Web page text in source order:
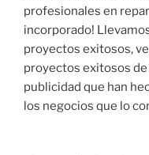
profesionales en
incorporado!
proyectos exitosos,
proyectos exitosos
publicidad que han
los negocios que lo